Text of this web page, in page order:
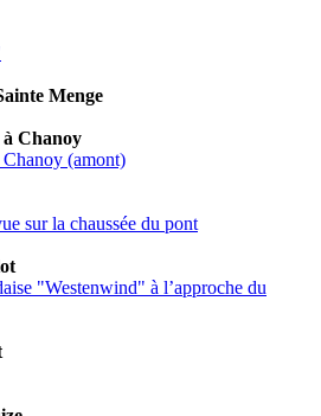
Menge
à Chanoy
Chanoy (amont)
sur la chaussée du pont
"Westenwind" à l’approche du